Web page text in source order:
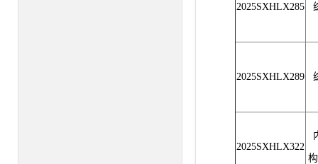
2025SXHLX285
2025SXHLX289
2025SXHLX322